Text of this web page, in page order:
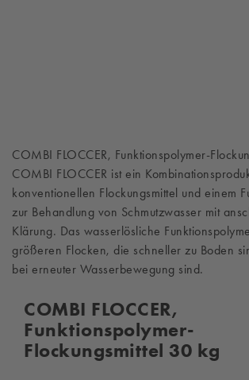
COMBI FLOCCER, Funktionspolymer-
COMBI FLOCCER ist ein
konventionellen Flockungsmittel und einem
zur Behandlung von Schmutzwasser mit
Klärung. Das wasserlösliche
größeren Flocken, die schneller zu Boden
bei erneuter Wasserbewegung sind.
COMBI FLOCCER,
Funktionspolymer-
Flockungsmittel 30 kg